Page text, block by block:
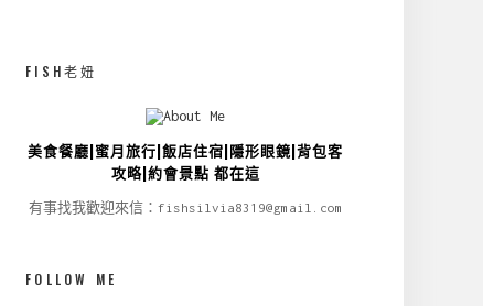
FISH老妞
美食餐廳|蜜月旅行|飯店住宿|隱形眼鏡|背包客
攻略|約會景點 都在這
有事找我歡迎來信：fishsilvia8319@gmail.com
FOLLOW ME